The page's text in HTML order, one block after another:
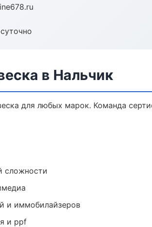
в Нальчик
для любых марок. Команда
сложности
и иммобилайзеров
и ppf